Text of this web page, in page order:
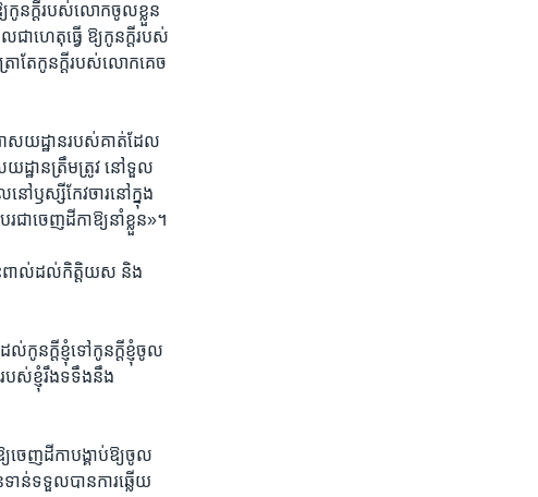
យ​កូនក្តី​របស់​លោក​ចូល​ខ្លួន​
ា​ហេតុ​ធ្វើ ឱ្យ​កូន​ក្តី​របស់​
រាតែ​កូន​ក្តី​របស់​លោក​គេច​
ាសយដ្ឋាន​របស់​គាត់​ដែល​
យដ្ឋាន​ត្រឹម​ត្រូវ នៅ​ទួល​
ៅ​ឫស្សីកែវ​ចារ​នៅ​ក្នុង​
ា​ចេញ​ដីកា​ឱ្យ​នាំ​ខ្លួន»។​
ប៉ះពាល់​ដល់​កិត្តិយស​ និង​
ល់​កូនក្តី​ខ្ញុំ​ទៅ​កូន​ក្តី​ខ្ញុំ​ចូល​
បស់​ខ្ញុំ​រឹង​ទទឹង​នឹង​
ចេញ​ដីកា​បង្គាប់​ឱ្យ​ចូល​
ាន់​ទទួល​បាន​ការ​ឆ្លើយ​